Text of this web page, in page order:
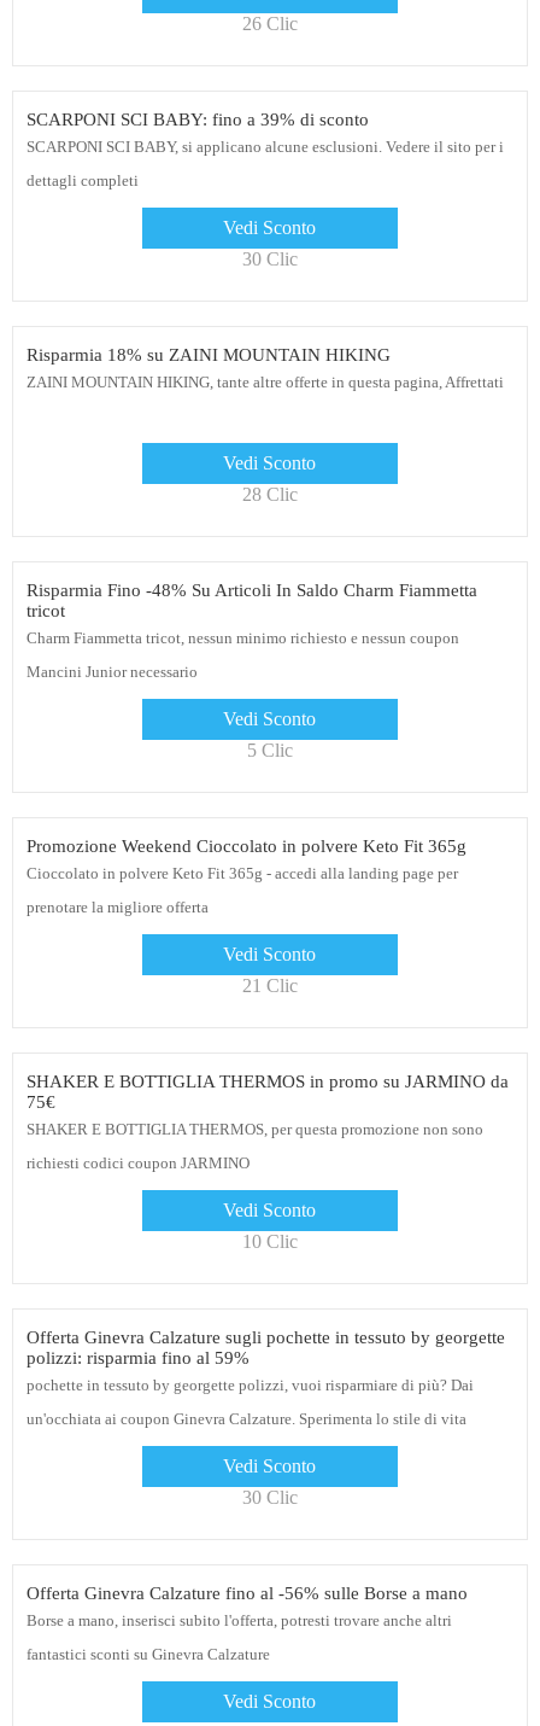
26 Clic
SCARPONI SCI BABY: fino a 39% di sconto
SCARPONI SCI BABY, si applicano alcune esclusioni. Vedere il sito per i
dettagli completi
Vedi Sconto
30 Clic
Risparmia 18% su ZAINI MOUNTAIN HIKING
ZAINI MOUNTAIN HIKING, tante altre offerte in questa pagina, Affrettati
Vedi Sconto
28 Clic
Risparmia Fino -48% Su Articoli In Saldo Charm Fiammetta
tricot
Charm Fiammetta tricot, nessun minimo richiesto e nessun coupon
Mancini Junior necessario
Vedi Sconto
5 Clic
Promozione Weekend Cioccolato in polvere Keto Fit 365g
Cioccolato in polvere Keto Fit 365g - accedi alla landing page per
prenotare la migliore offerta
Vedi Sconto
21 Clic
SHAKER E BOTTIGLIA THERMOS in promo su JARMINO da
75€
SHAKER E BOTTIGLIA THERMOS, per questa promozione non sono
richiesti codici coupon JARMINO
Vedi Sconto
10 Clic
Offerta Ginevra Calzature sugli pochette in tessuto by georgette
polizzi: risparmia fino al 59%
pochette in tessuto by georgette polizzi, vuoi risparmiare di più? Dai
un'occhiata ai coupon Ginevra Calzature. Sperimenta lo stile di vita
Vedi Sconto
30 Clic
Offerta Ginevra Calzature fino al -56% sulle Borse a mano
Borse a mano, inserisci subito l'offerta, potresti trovare anche altri
fantastici sconti su Ginevra Calzature
Vedi Sconto